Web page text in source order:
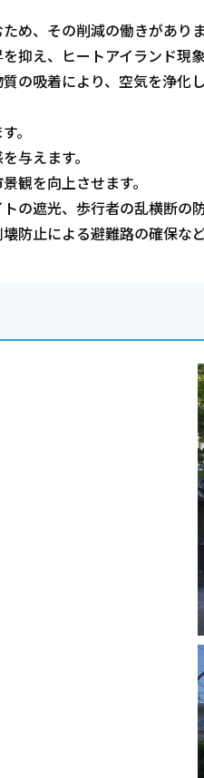
め、その削減の働きがありま
抑え、ヒートアイランド現
の吸着により、空気を浄化し
。
与えます。
観を向上させます。
の遮光、歩行者の乱横断の
防止による避難路の確保な